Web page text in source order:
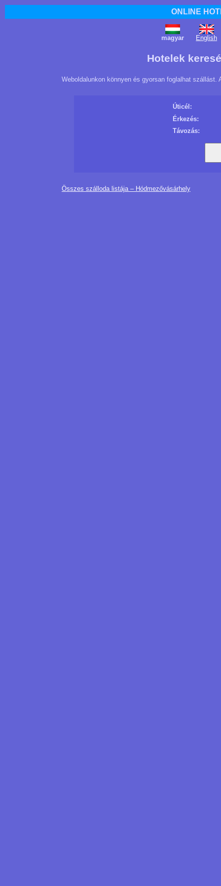
ONLINE
magyar English
Hotelek
Weboldalunkon könnyen és gyorsan foglalhat
Úticél:
Érkezés:
Távozás:
Összes szálloda listája – Hódmezővásárhely